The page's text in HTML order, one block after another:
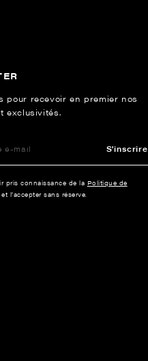
pour recevoir en premier nos
exclusivités.
S'inscrire
pris connaissance de la Politique de
et l’accepter sans réserve.